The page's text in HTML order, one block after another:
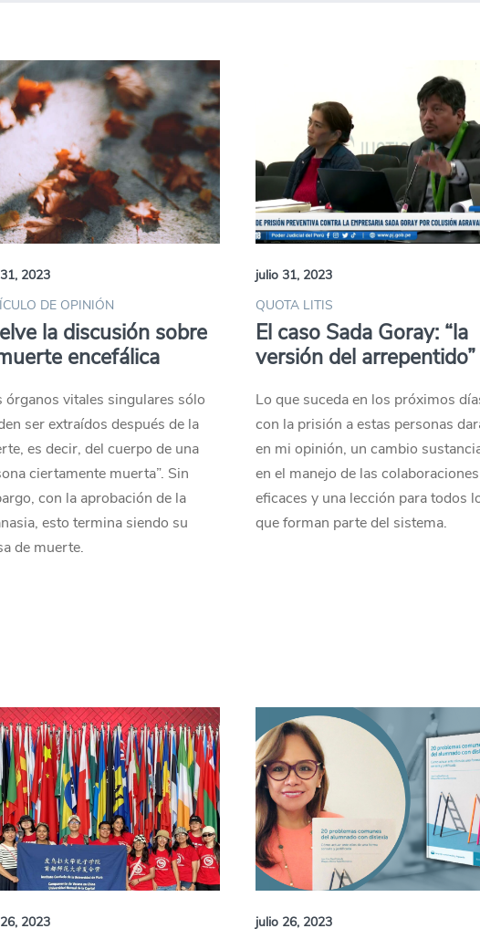
2023
DE OPINIÓN
la discusión sobre
encefálica
órganos vitales singulares sólo
ser extraídos después de la
es decir, del cuerpo de una
ciertamente muerta”. Sin
con la aprobación de la
esto termina siendo su
de muerte.
julio 31, 2023
QUOTA LITIS
El caso Sada Goray: “la
versión del arrepentido”
Lo que suceda en los próximos
con la prisión a estas personas
en mi opinión, un cambio
en el manejo de las colaboraciones
eficaces y una lección para todos
que forman parte del sistema.
2023 julio 26, 2023